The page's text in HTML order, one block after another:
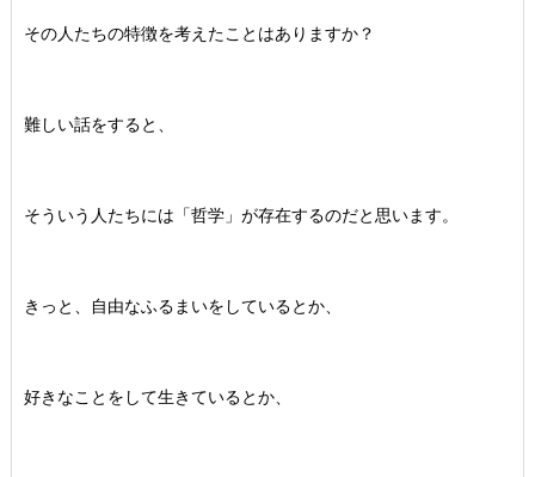
その人たちの特徴を考えたことはありますか？
難しい話をすると、
そういう人たちには「哲学」が存在するのだと思います。
きっと、自由なふるまいをしているとか、
好きなことをして生きているとか、